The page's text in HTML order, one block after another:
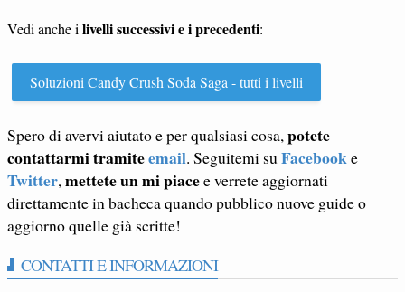
Vedi anche i livelli successivi e i precedenti:
Soluzioni Candy Crush Soda Saga - tutti i livelli
Spero di avervi aiutato e per qualsiasi cosa,potete
contattarmi tramiteemail. Seguitemi suFacebooke
Twitter,mettete un mi piacee verrete aggiornati
direttamente in bacheca quando pubblico nuove guide o
aggiorno quelle già scritte!
CONTATTI E INFORMAZIONI